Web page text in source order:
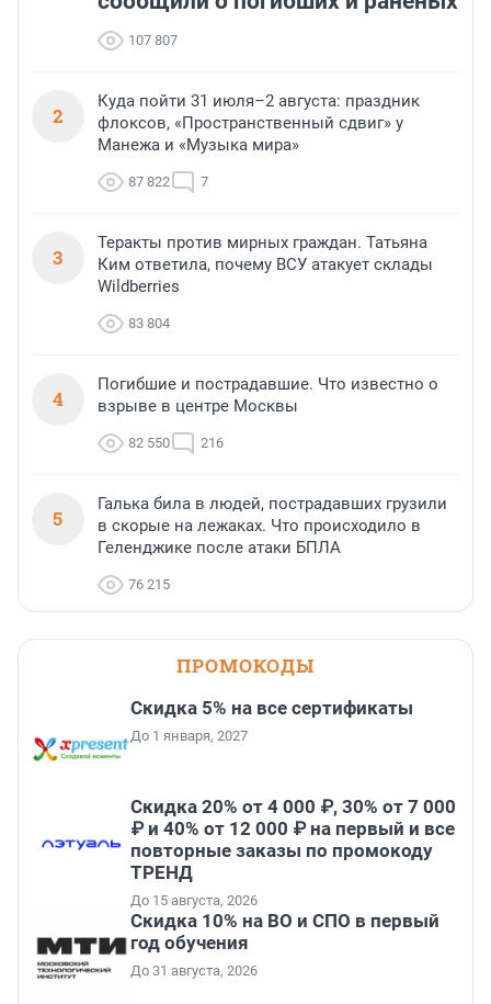
107 807
2
Куда пойти 31 июля–2 августа: праздник
флоксов, «Пространственный сдвиг» у
Манежа и «Музыка мира»
87 822 7
3
Теракты против мирных граждан. Татьяна
Ким ответила, почему ВСУ атакует склады
Wildberries
83 804
4
Погибшие и пострадавшие. Что известно о
взрыве в центре Москвы
82 550 216
5
Галька била в людей, пострадавших грузили
в скорые на лежаках. Что происходило в
Геленджике после атаки БПЛА
76 215
ПРОМОКОДЫ
Скидка 5% на все сертификаты
До 1 января, 2027
Скидка 20% от 4 000 ₽, 30% от 7 000
₽ и 40% от 12 000 ₽ на первый и все
повторные заказы по промокоду
ТРЕНД
До 15 августа, 2026
Скидка 10% на ВО и СПО в первый
год обучения
До 31 августа, 2026